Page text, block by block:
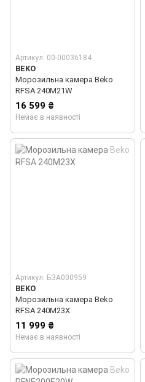
Артикул: 00-00036184
BEKO
Морозильна камера Beko
RFSA 240M21W
16 599 ₴
Немає в наявності
Артикул: БЗА000959
BEKO
Морозильна камера Beko
RFSA 240M23X
11 999 ₴
Немає в наявності